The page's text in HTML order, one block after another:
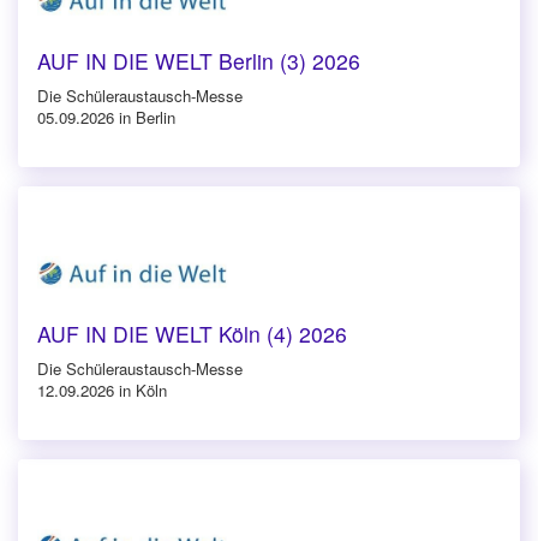
AUF IN DIE WELT Berlin (3) 2026
Die Schüleraustausch-Messe
05.09.2026 in Berlin
AUF IN DIE WELT Köln (4) 2026
Die Schüleraustausch-Messe
12.09.2026 in Köln